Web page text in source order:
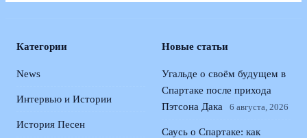
Категории
News
Интервью и Истории
История Песен
Новые статьи
Угальде о своём будущем в
Спартаке после прихода
Пэтсона Дака
6 августа, 2026
Саусь о Спартаке: как